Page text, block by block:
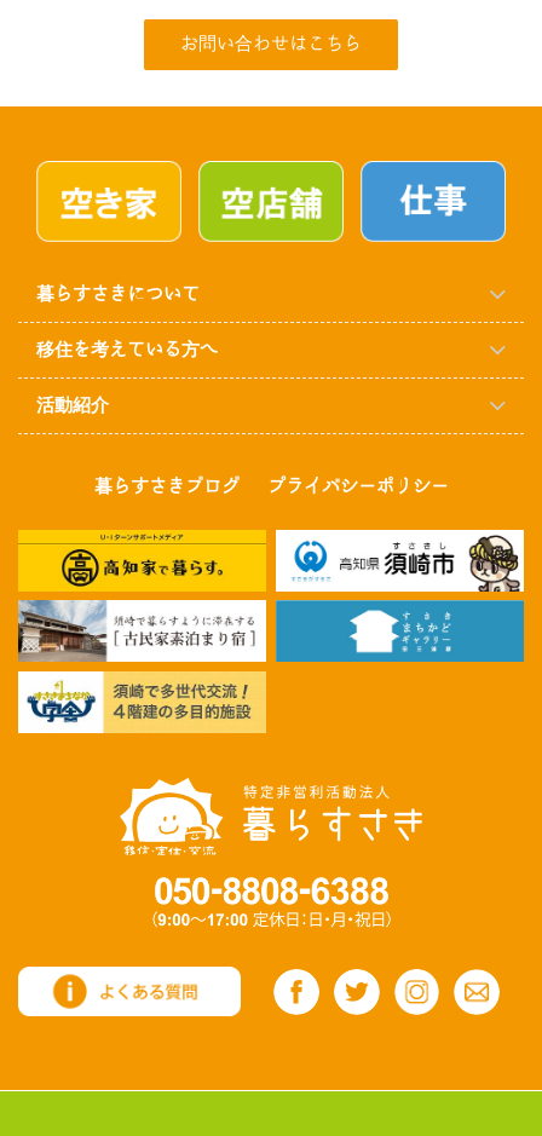
お問い合わせはこちら
暮らすさきについて
移住を考えている方へ
活動紹介
暮らすさきブログ プライバシーポリシー